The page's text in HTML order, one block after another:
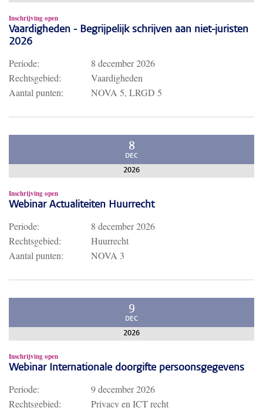
Inschrijving open
Vaardigheden - Begrijpelijk schrijven aan niet-juristen
2026
Periode:
8 december 2026
Rechtsgebied:
Vaardigheden
Aantal punten:
NOVA 5, LRGD 5
8
DEC
2026
Inschrijving open
Webinar Actualiteiten Huurrecht
Periode:
8 december 2026
Rechtsgebied:
Huurrecht
Aantal punten:
NOVA 3
9
DEC
2026
Inschrijving open
Webinar Internationale doorgifte persoonsgegevens
Periode:
9 december 2026
Rechtsgebied:
Privacy en ICT recht